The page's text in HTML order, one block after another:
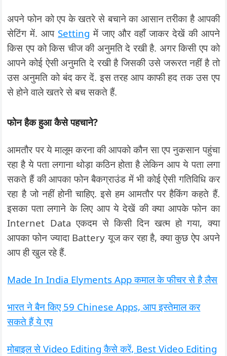
अपने फोन को एप के खतरे से बचाने का आसान तरीका है आपकी
सेटिंग में. आप Setting में जाए और वहाँ जाकर देखें की आपने
किस एप को किस चीज की अनुमति दे रखी है. अगर किसी एप को
आपने कोई ऐसी अनुमति दे रखी है जिसकी उसे जरूरत नहीं है तो
उस अनुमति को बंद कर दें. इस तरह आप काफी हद तक उस एप
से होने वाले खतरे से बच सकते हैं.
फोन हैक हुआ कैसे पहचाने?
आमतौर पर ये मालूम करना की आपको कौन सा एप नुकसान पहुंचा
रहा है ये पता लगाना थोड़ा कठिन होता है लेकिन आप ये पता लगा
सकते हैं की आपका फोन बैकग्राउंड में भी कोई ऐसी गतिविधि कर
रहा है जो नहीं होनी चाहिए. इसे हम आमतौर पर हैकिंग कहते हैं.
इसका पता लगाने के लिए आप ये देखें की क्या आपके फोन का
Internet Data एकदम से किसी दिन खत्म हो गया, क्या
आपका फोन ज्यादा Battery यूज कर रहा है, क्या कुछ ऐप अपने
आप ही खुल रहे हैं.
Made In India Elyments App कमाल के फीचर से है लैस
भारत ने बैन किए 59 Chinese Apps, आप इस्तेमाल कर
सकते हैं ये एप
मोबाइल से Video Editing कैसे करें, Best Video Editing